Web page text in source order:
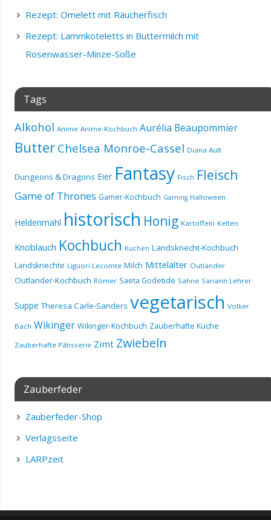
Rezept: Omelett mit Räucherfisch
Rezept: Lammkoteletts in Buttermilch mit
Rosenwasser-Minze-Soße
Tags
Alkohol Anime Anime-Kochbuch Aurélia Beaupommier
Butter Chelsea Monroe-Cassel Diana Ault
Dungeons & Dragons Eier Fantasy Fisch Fleisch
Game of Thrones Gamer-Kochbuch Gaming Halloween
Heldenmahl historisch Honig Kartoffeln Kelten
Knoblauch Kochbuch Kuchen Landsknecht-Kochbuch
Landsknechte Liguori Lecomte Milch Mittelalter Outlander
Outlander-Kochbuch Römer Saeta Godetide Sahne Sariann Lehrer
Suppe Theresa Carle-Sanders vegetarisch Volker
Bach Wikinger Wikinger-Kochbuch Zauberhafte Küche
Zauberhafte Pâtisserie Zimt Zwiebeln
Zauberfeder
Zauberfeder-Shop
Verlagsseite
LARPzeit